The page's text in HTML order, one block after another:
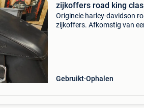
zijkoffers road king
Originele harley-davidson
zijkoffers. Afkomstig van
Gebruikt Ophalen